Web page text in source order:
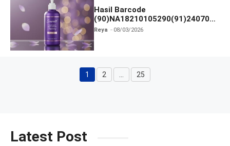
Hasil Barcode
(90)NA18210105290(91)240703
dan Izin BPOM
Reya 08/03/2026
Halaman
1 Halaman
2 … Halaman
25
Latest Post